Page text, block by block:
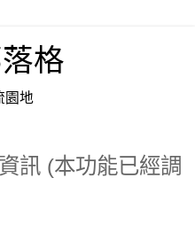
格
園地
訊 (本功能已經調